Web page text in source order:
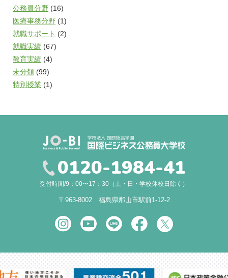
公務員分野 (16)
医療事務分野 (1)
就職サポート (2)
就職実績 (67)
教育実績 (4)
未分類 (99)
特別授業 (1)
0120-1984-41
受付時間/9：00〜17：30（土・日・学校休校日除く）
〒963-8002 福島県郡山市駅前1-12-2